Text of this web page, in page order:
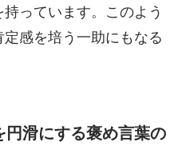
っています。このよう
感を培う一助にもなる
円滑にする褒め言葉の